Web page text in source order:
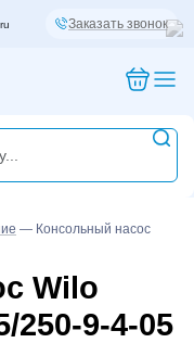
Заказать звонок
— Консольный насос
Wilo
250-9-4-05